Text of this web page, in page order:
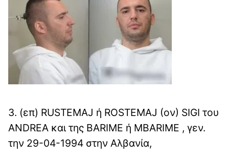
3. (επ) RUSTEMAJ ή ROSTEMAJ (ον) SIGI του
ANDREA και της BARIME ή MBARIME , γεν.
την 29-04-1994 στην Αλβανία,